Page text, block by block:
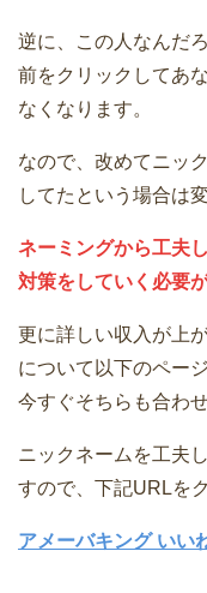
逆に、この人なんだ
前をクリックしてあ
なくなります。
なので、改めてニッ
してたという場合は
ネーミングから工夫
対策をしていく必要
更に詳しい収入が上
について以下のペー
今すぐそちらも合わ
ニックネームを工夫
すので、下記URLを
アメーバキング いい